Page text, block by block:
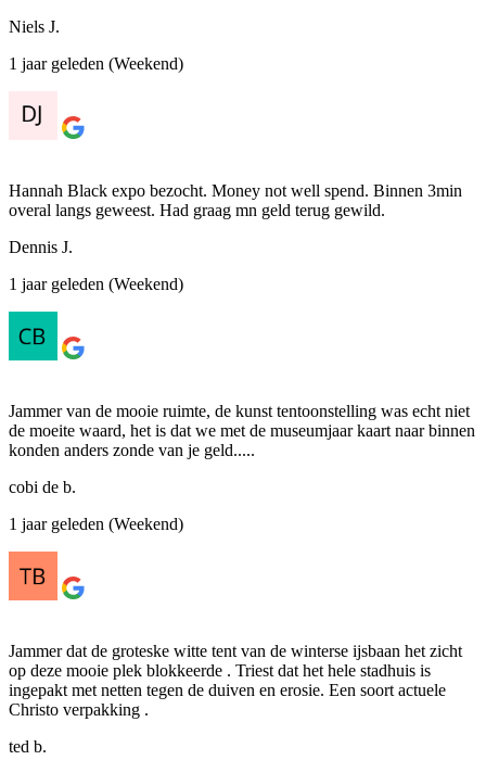
Niels J.
1 jaar geleden (Weekend)
Hannah Black expo bezocht. Money not well spend. Binnen 3min
overal langs geweest. Had graag mn geld terug gewild.
Dennis J.
1 jaar geleden (Weekend)
Jammer van de mooie ruimte, de kunst tentoonstelling was echt niet
de moeite waard, het is dat we met de museumjaar kaart naar binnen
konden anders zonde van je geld.....
cobi de b.
1 jaar geleden (Weekend)
Jammer dat de groteske witte tent van de winterse ijsbaan het zicht
op deze mooie plek blokkeerde . Triest dat het hele stadhuis is
ingepakt met netten tegen de duiven en erosie. Een soort actuele
Christo verpakking .
ted b.